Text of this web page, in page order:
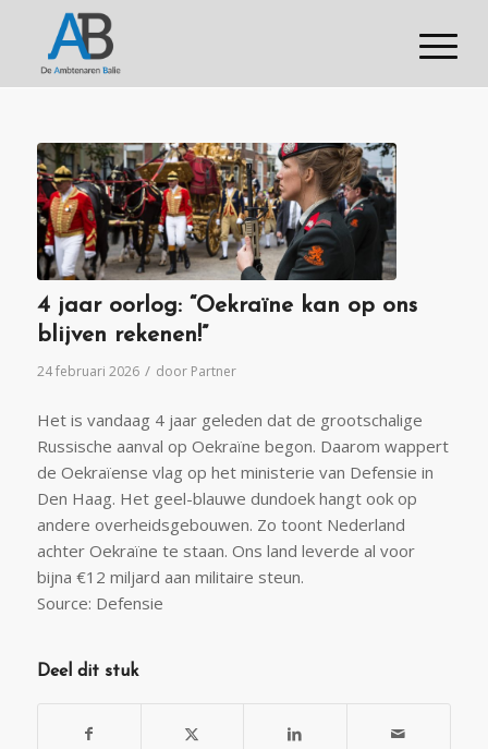
4 jaar oorlog: “Oekraïne kan op ons
blijven rekenen!”
24 februari 2026 / door Partner
Het is vandaag 4 jaar geleden dat de grootschalige
Russische aanval op Oekraïne begon. Daarom wappert
de Oekraïense vlag op het ministerie van Defensie in
Den Haag. Het geel-blauwe dundoek hangt ook op
andere overheidsgebouwen. Zo toont Nederland
achter Oekraïne te staan. Ons land leverde al voor
bijna €12 miljard aan militaire steun.
Source: Defensie
Deel dit stuk